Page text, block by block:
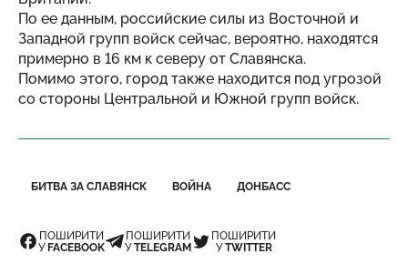
По ее данным, российские силы из Восточной и
Западной групп войск сейчас, вероятно, находятся
примерно в 16 км к северу от Славянска.
Помимо этого, город также находится под угрозой
со стороны Центральной и Южной групп войск.
БИТВА ЗА СЛАВЯНСК ВОЙНА ДОНБАСС
ПОШИРИТИ
У FACEBOOK
ПОШИРИТИ
УTELEGRAM
ПОШИРИТИ
УTWITTER